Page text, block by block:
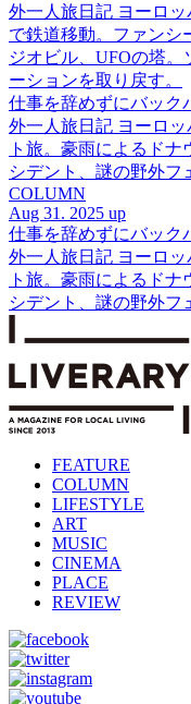
外一人旅日記 ヨーロ
で鉄道移動。ファンシ
ジオビル、UFOの塔
ーションを取り戻す。
仕事を辞めずにバック
外一人旅日記 ヨーロ
ト旅。豪雨によるド
シデント、謎の野外フ
COLUMN
Aug 31. 2025 up
仕事を辞めずにバック
外一人旅日記 ヨーロ
ト旅。豪雨によるド
シデント、謎の野外フ
FEATURE
COLUMN
LIFESTYLE
ART
MUSIC
CINEMA
PLACE
REVIEW